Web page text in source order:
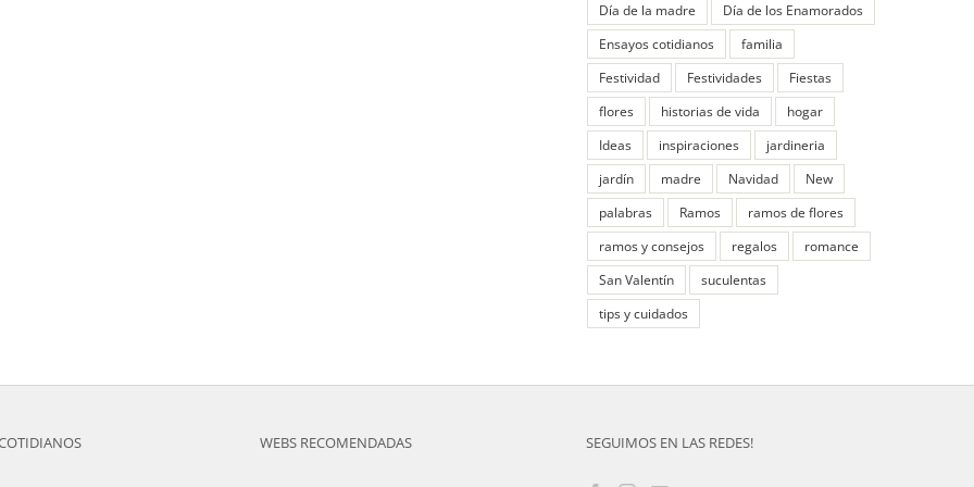
Día de la madre
Día de los Enamorados
Ensayos cotidianos
familia
Festividad
Festividades
Fiestas
flores
historias de vida
hogar
Ideas
inspiraciones
jardineria
jardín
madre Navidad
New
palabras
Ramos
ramos de flores
ramos y consejos
regalos
romance
San Valentín
suculentas
tips y cuidados
WEBS RECOMENDADAS SEGUIMOS EN LAS REDES!